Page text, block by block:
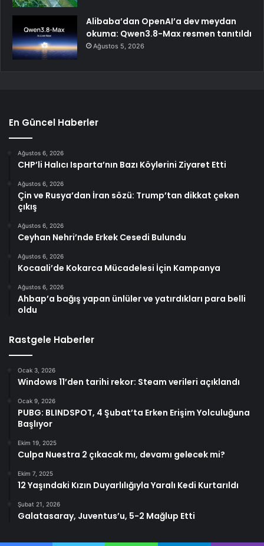
Alibaba’dan OpenAI’a dev meydan
okuma: Qwen3.8-Max resmen tanıtıldı
Ağustos 5, 2026
En Güncel Haberler
Ağustos 6, 2026
CHP’li Halıcı Isparta’nın Bazı Köylerini Ziyaret Etti
Ağustos 6, 2026
Çin ve Rusya’dan İran sözü: Trump’tan dikkat çeken
çıkış
Ağustos 6, 2026
Ceyhan Nehri’nde Erkek Cesedi Bulundu
Ağustos 6, 2026
Kocaali’de Kokarca Mücadelesi İçin Kampanya
Ağustos 6, 2026
Ahbap’a bağış yapan ünlüler ve yatırdıkları para belli
oldu
Rastgele Haberler
Ocak 3, 2026
Windows 11’den tarihi rekor: Steam verileri açıklandı
Ocak 9, 2026
PUBG: BLINDSPOT, 4 Şubat’ta Erken Erişim Yolculuğuna
Başlıyor
Ekim 19, 2025
Culpa Nuestra 2 çıkacak mı, devamı gelecek mi?
Ekim 7, 2025
12 Yaşındaki Kızın Duyarlılığıyla Yaralı Kedi Kurtarıldı
Şubat 21, 2026
Galatasaray, Juventus’u, 5-2 Mağlup Etti